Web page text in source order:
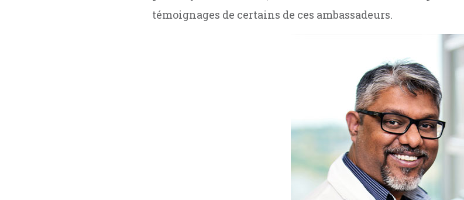
témoignages de certains de ces ambassadeurs.